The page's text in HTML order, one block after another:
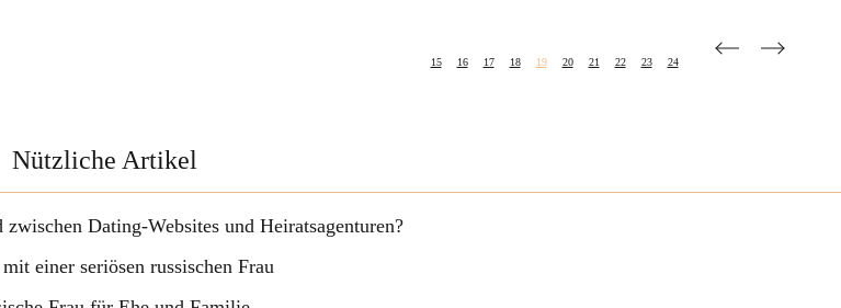
15 16 17 18 19 20 21 22 23 24
Nützliche Artikel
zwischen Dating-Websites und Heiratsagenturen?
einer seriösen russischen Frau